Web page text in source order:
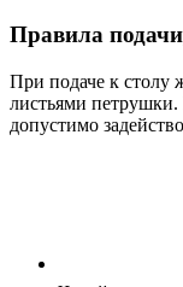
Правила
При подаче к столу
листьями
допустимо